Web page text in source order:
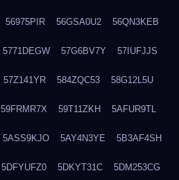
56975PIR 56GSA0U2 56QN3KEB
5771DEGW 57G6BV7Y 57IUFJJS
57Z141YR 584ZQC53 58G12L5U
59FRMR7X 59T11ZKH 5AFUR9TL
5ASS9KJO 5AY4N3YE 5B3AF4SH
5DFYUFZ0 5DKYT31C 5DM253CG